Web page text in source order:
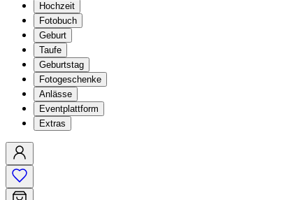
Hochzeit
Fotobuch
Geburt
Taufe
Geburtstag
Fotogeschenke
Anlässe
Eventplattform
Extras